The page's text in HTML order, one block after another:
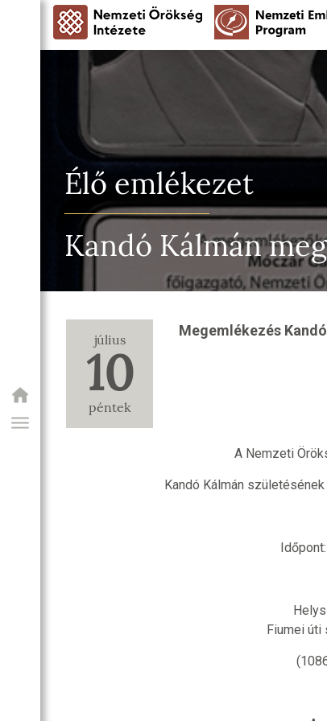
Élő emlékezet
Kandó Kálmán
július
10
péntek
Megemlékezés
A Nemzeti
Kandó Kálmán
Fiumei úti